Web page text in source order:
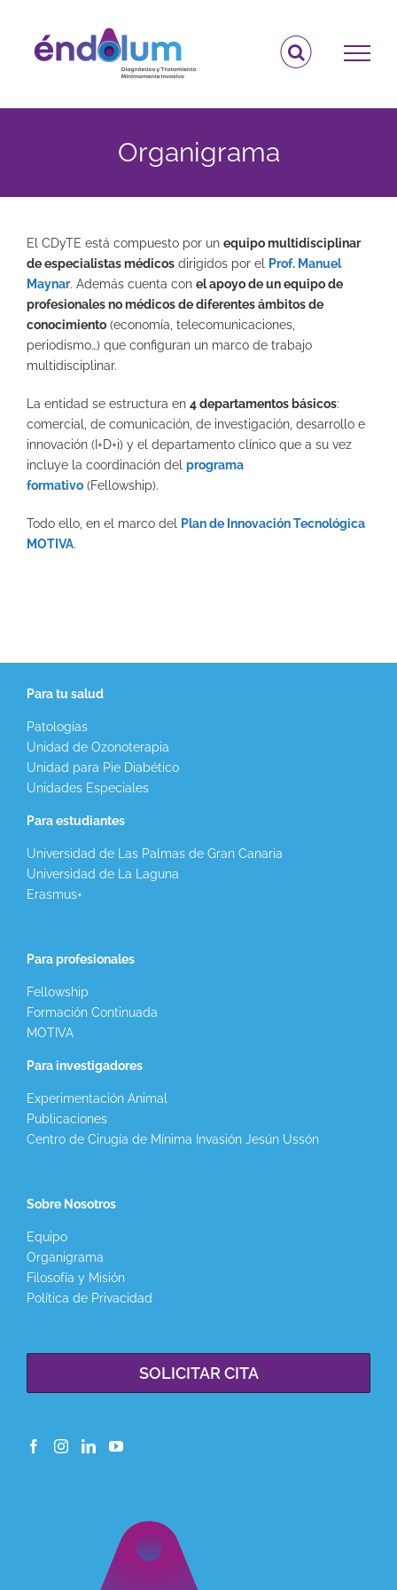
contenido
Organigrama
El CDyTE está compuesto por un equipo multidisciplinar
de especialistas médicos dirigidos por el
Prof. Manuel
Maynar. Además cuenta con el apoyo de un equipo de
profesionales no médicos de diferentes ámbitos de
conocimiento (economía, telecomunicaciones,
periodismo…) que configuran un marco de trabajo
multidisciplinar.
La entidad se estructura en 4 departamentos básicos:
comercial, de comunicación, de investigación, desarrollo e
innovación (I+D+i) y el departamento clínico que a su vez
incluye la coordinación del programa
formativo (Fellowship).
Todo ello, en el marco del
Plan de Innovación Tecnológica
MOTIVA.
Para tu salud
Patologías
Unidad de Ozonoterapia
Unidad para Pie Diabético
Unidades Especiales
Para estudiantes
Universidad de Las Palmas de Gran Canaria
Universidad de La Laguna
Erasmus+
Para profesionales
Fellowship
Formación Continuada
MOTIVA
Para investigadores
Experimentación Animal
Publicaciones
Centro de Cirugía de Mínima Invasión Jesún Ussón
Sobre Nosotros
Equipo
Organigrama
Filosofía y Misión
Política de Privacidad
SOLICITAR CITA